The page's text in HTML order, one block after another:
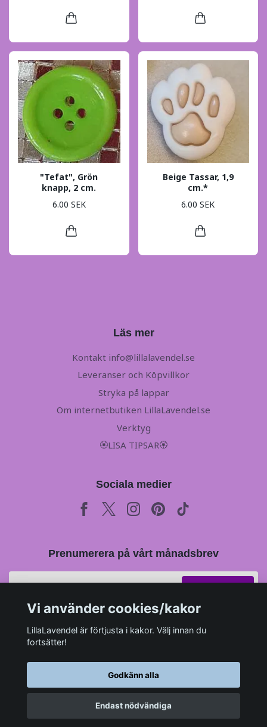
"Tefat", Grön
knapp, 2 cm.
6.00 SEK
Beige Tassar, 1,9
cm.*
6.00 SEK
Läs mer
Kontakt info@lillalavendel.se
Leveranser och Köpvillkor
Stryka på lappar
Om internetbutiken LillaLavendel.se
Verktyg
🏵LISA TIPSAR🏵
Sociala medier
Prenumerera på vårt månadsbrev
© 2026 LillaLavendel.se–Powered by Quickbutik
Vi använder cookies/kakor
LillaLavendel är förtjusta i kakor. Välj innan du
fortsätter!
Godkänn alla
Endast nödvändiga